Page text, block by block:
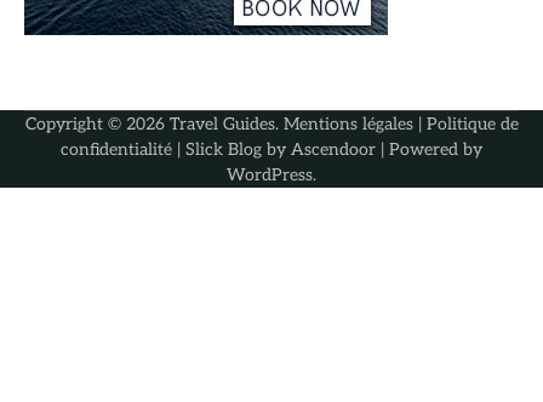
Copyright © 2026 Travel Guides. Mentions légales| Politique de
confidentialité | Slick Blog by Ascendoor | Powered by
WordPress.